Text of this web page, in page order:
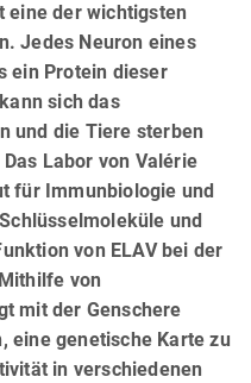
eine der wichtigsten
Jedes Neuron eines
ein Protein dieser
sich das
und die Tiere sterben
Labor von Valérie
für Immunbiologie und
und
von ELAV bei der
von
mit der Genschere
eine genetische Karte zu
in verschiedenen